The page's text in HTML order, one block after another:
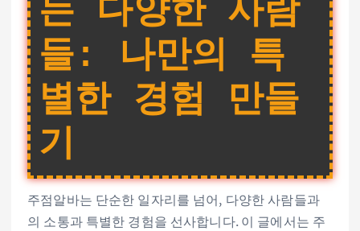
는 다양한 사람
들: 나만의 특
별한 경험 만들
기
주점알바는 단순한 일자리를 넘어, 다양한 사람들과
의 소통과 특별한 경험을 선사합니다. 이 글에서는 주